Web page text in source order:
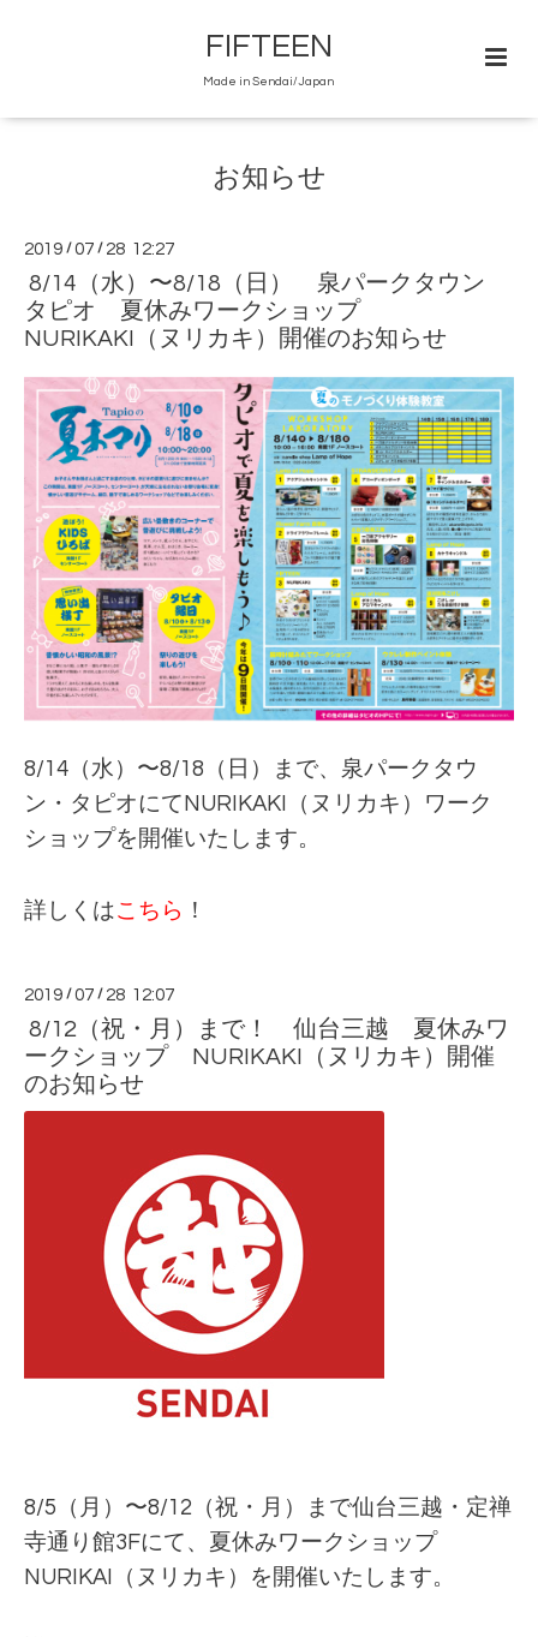
FIFTEEN
Made in Sendai/Japan
お知らせ
2019 /07 / 28 12:27
8/14（水）〜8/18（日） 泉パークタウン
タピオ 夏休みワークショップ
NURIKAKI（ヌリカキ）開催のお知らせ
8/14（水）〜8/18（日）まで、泉パークタウ
ン・タピオにてNURIKAKI（ヌリカキ）ワーク
ショップを開催いたします。
詳しくはこちら ！
2019 /07 / 28 12:07
8/12（祝・月）まで！ 仙台三越 夏休みワ
ークショップ NURIKAKI（ヌリカキ）開催
のお知らせ
8/5（月）〜8/12（祝・月）まで仙台三越・定禅
寺通り館3Fにて、夏休みワークショップ
NURIKAI（ヌリカキ）を開催いたします。